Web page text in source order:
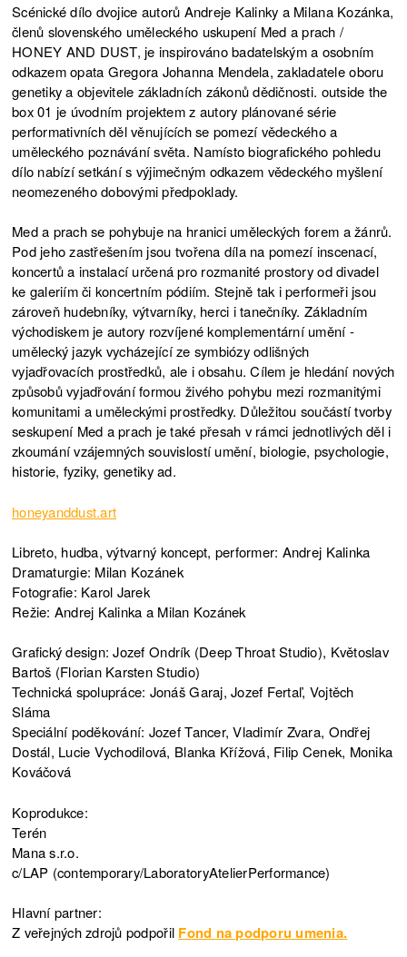
Scénické dílo dvojice autorů Andreje Kalinky a Milana Kozánka,
členů slovenského uměleckého uskupení Med a prach /
HONEY AND DUST, je inspirováno badatelským a osobním
odkazem opata Gregora Johanna Mendela, zakladatele oboru
genetiky a objevitele základních zákonů dědičnosti. outside the
box 01 je úvodním projektem z autory plánované série
performativních děl věnujících se pomezí vědeckého a
uměleckého poznávání světa. Namísto biografického pohledu
dílo nabízí setkání s výjimečným odkazem vědeckého myšlení
neomezeného dobovými předpoklady.
Med a prach se pohybuje na hranici uměleckých forem a žánrů.
Pod jeho zastřešením jsou tvořena díla na pomezí inscenací,
koncertů a instalací určená pro rozmanité prostory od divadel
ke galeriím či koncertním pódiím. Stejně tak i performeři jsou
zároveň hudebníky, výtvarníky, herci i tanečníky. Základním
východiskem je autory rozvíjené komplementární umění -
umělecký jazyk vycházející ze symbiózy odlišných
vyjadřovacích prostředků, ale i obsahu. Cílem je hledání nových
způsobů vyjadřování formou živého pohybu mezi rozmanitými
komunitami a uměleckými prostředky. Důležitou součástí tvorby
seskupení Med a prach je také přesah v rámci jednotlivých děl i
zkoumání vzájemných souvislostí umění, biologie, psychologie,
historie, fyziky, genetiky ad.
honeyanddust.art
Libreto, hudba, výtvarný koncept, performer: Andrej Kalinka
Dramaturgie: Milan Kozánek
Fotografie: Karol Jarek
Režie: Andrej Kalinka a Milan Kozánek
Grafický design: Jozef Ondrík (Deep Throat Studio), Květoslav
Bartoš (Florian Karsten Studio)
Technická spolupráce: Jonáš Garaj, Jozef Fertaľ, Vojtěch
Sláma
Speciální poděkování: Jozef Tancer, Vladimír Zvara, Ondřej
Dostál, Lucie Vychodilová, Blanka Křížová, Filip Cenek, Monika
Kováčová
Koprodukce:
Terén
Mana s.r.o.
c/LAP (contemporary/LaboratoryAtelierPerformance)
Hlavní partner:
Z veřejných zdrojů podpořil Fond na podporu umenia.